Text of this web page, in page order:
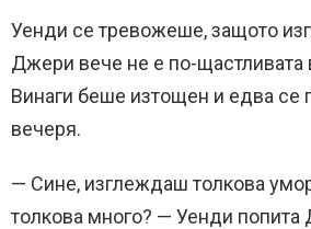
Уенди се тревожеше, защото
Джери вече не е по-щастливата
Винаги беше изтощен и едва се
вечеря.
— Сине, изглеждаш толкова
толкова много? — Уенди